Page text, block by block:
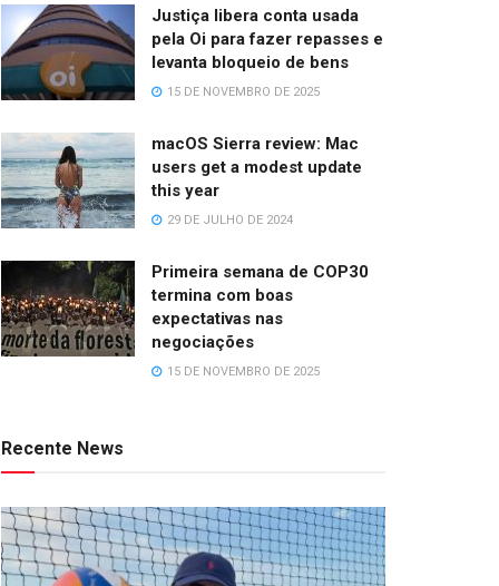
Justiça libera conta usada
pela Oi para fazer repasses e
levanta bloqueio de bens
15 DE NOVEMBRO DE 2025
macOS Sierra review: Mac
users get a modest update
this year
29 DE JULHO DE 2024
Primeira semana de COP30
termina com boas
expectativas nas
negociações
15 DE NOVEMBRO DE 2025
Recente News